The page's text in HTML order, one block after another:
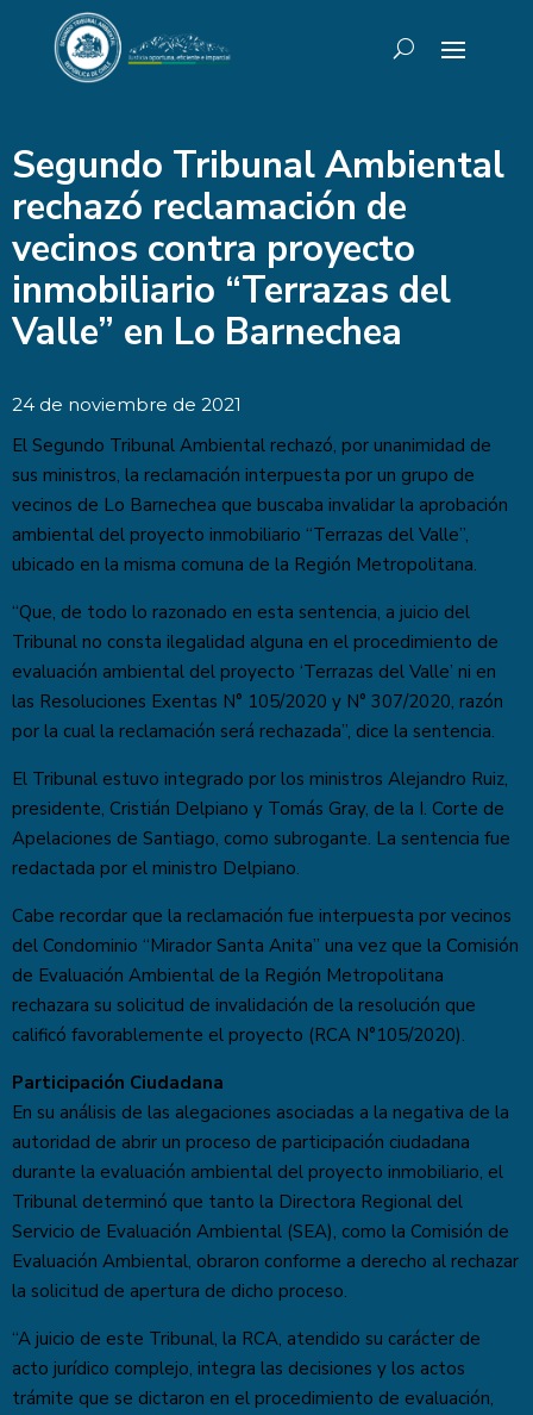
Segundo Tribunal Ambiental
rechazó reclamación de
vecinos contra proyecto
inmobiliario “Terrazas del
Valle” en Lo Barnechea
24 de noviembre de 2021
El Segundo Tribunal Ambiental rechazó, por unanimidad de
sus ministros, la reclamación interpuesta por un grupo de
vecinos de Lo Barnechea que buscaba invalidar la aprobación
ambiental del proyecto inmobiliario “Terrazas del Valle”,
ubicado en la misma comuna de la Región Metropolitana.
“Que, de todo lo razonado en esta sentencia, a juicio del
Tribunal no consta ilegalidad alguna en el procedimiento de
evaluación ambiental del proyecto ‘Terrazas del Valle’ ni en
las Resoluciones Exentas N° 105/2020 y N° 307/2020, razón
por la cual la reclamación será rechazada”, dice la sentencia.
El Tribunal estuvo integrado por los ministros Alejandro Ruiz,
presidente, Cristián Delpiano y Tomás Gray, de la I. Corte de
Apelaciones de Santiago, como subrogante. La sentencia fue
redactada por el ministro Delpiano.
Cabe recordar que la reclamación fue interpuesta por vecinos
del Condominio “Mirador Santa Anita” una vez que la Comisión
de Evaluación Ambiental de la Región Metropolitana
rechazara su solicitud de invalidación de la resolución que
calificó favorablemente el proyecto (RCA N°105/2020).
Participación Ciudadana
En su análisis de las alegaciones asociadas a la negativa de la
autoridad de abrir un proceso de participación ciudadana
durante la evaluación ambiental del proyecto inmobiliario, el
Tribunal determinó que tanto la Directora Regional del
Servicio de Evaluación Ambiental (SEA), como la Comisión de
Evaluación Ambiental, obraron conforme a derecho al rechazar
la solicitud de apertura de dicho proceso.
“A juicio de este Tribunal, la RCA, atendido su carácter de
acto jurídico complejo, integra las decisiones y los actos
trámite que se dictaron en el procedimiento de evaluación,